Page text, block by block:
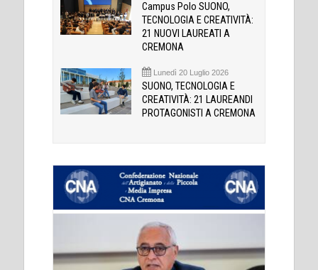
Campus Polo SUONO,
TECNOLOGIA E CREATIVITÀ:
21 NUOVI LAUREATI A
CREMONA
Lunedì 20 Luglio 2026
SUONO, TECNOLOGIA E
CREATIVITÀ: 21 LAUREANDI
PROTAGONISTI A CREMONA